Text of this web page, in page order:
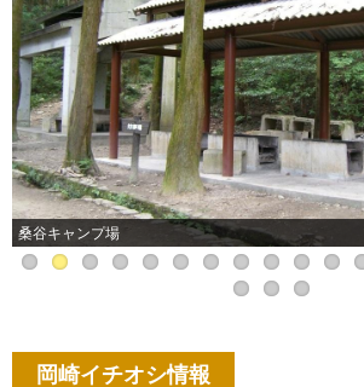
桑谷キャンプ場
岡崎イチオシ情報